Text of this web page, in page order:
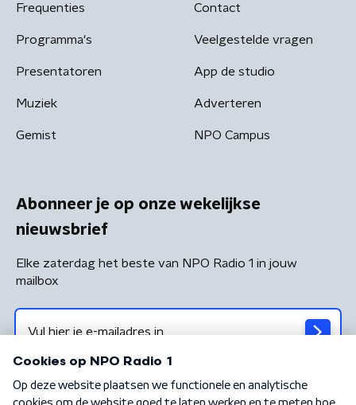
Frequenties
Programma's
Presentatoren
Muziek
Gemist
Contact
Veelgestelde vragen
App de studio
Adverteren
NPO Campus
Abonneer je op onze wekelijkse
nieuwsbrief
Elke zaterdag het beste van NPO Radio 1 in jouw
mailbox